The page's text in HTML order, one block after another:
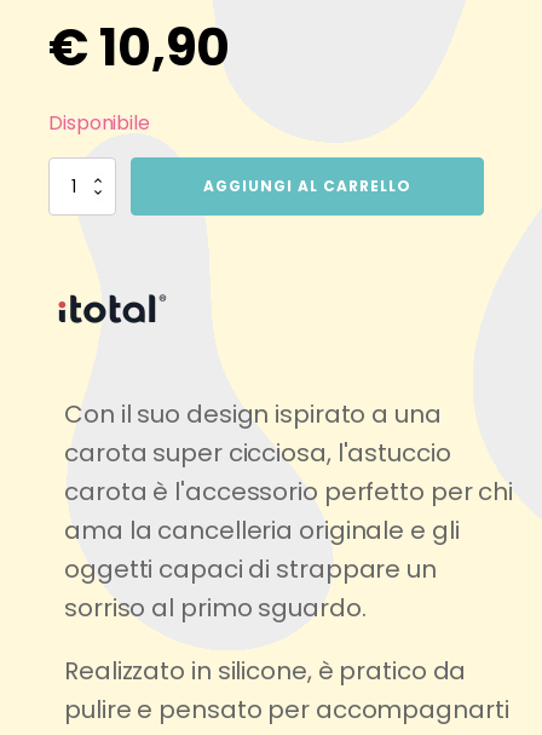
€10,90
Disponibile
ASTUCCIO
AGGIUNGI AL CARRELLO
Con il suo design ispirato a una
carota super cicciosa, l'astuccio
carota è l'accessorio perfetto per chi
ama la cancelleria originale e gli
oggetti capaci di strappare un
sorriso al primo sguardo.
Realizzato in silicone, è pratico da
pulire e pensato per accompagnarti